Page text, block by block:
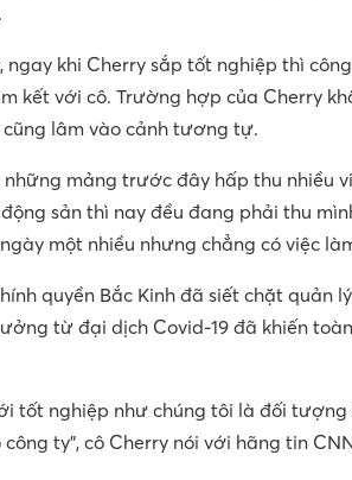
ngay khi Cherry sắp tốt nghiệp thì
kết với cô. Trường hợp của Cherry
lâm vào cảnh tương tự.
những mảng trước đây hấp thu nhiều
sản thì nay đều đang phải thu
một nhiều nhưng chẳng có việc
quyền Bắc Kinh đã siết chặt quản
từ đại dịch Covid-19 đã khiến
tốt nghiệp như chúng tôi là đối
ty”, cô Cherry nói với hãng tin